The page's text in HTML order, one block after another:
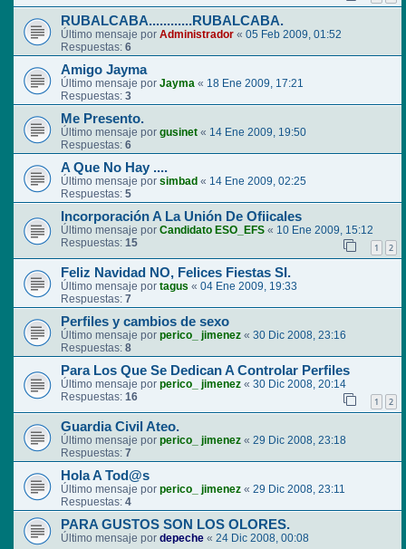
RUBALCABA............RUBALCABA.
Último mensaje por Administrador « 05 Feb 2009, 01:52
Respuestas: 6
Amigo Jayma
Último mensaje por Jayma « 18 Ene 2009, 17:21
Respuestas: 3
Me Presento.
Último mensaje por gusinet « 14 Ene 2009, 19:50
Respuestas: 6
A Que No Hay ....
Último mensaje por simbad « 14 Ene 2009, 02:25
Respuestas: 5
Incorporación A La Unión De Ofiicales
Último mensaje por Candidato ESO_EFS « 10 Ene 2009, 15:12
Respuestas: 15 1 2
Feliz Navidad NO, Felices Fiestas SI.
Último mensaje por tagus « 04 Ene 2009, 19:33
Respuestas: 7
Perfiles y cambios de sexo
Último mensaje por perico_ jimenez « 30 Dic 2008, 23:16
Respuestas: 8
Para Los Que Se Dedican A Controlar Perfiles
Último mensaje por perico_ jimenez « 30 Dic 2008, 20:14
Respuestas: 16 1 2
Guardia Civil Ateo.
Último mensaje por perico_ jimenez « 29 Dic 2008, 23:18
Respuestas: 7
Hola A Tod@s
Último mensaje por perico_ jimenez « 29 Dic 2008, 23:11
Respuestas: 4
PARA GUSTOS SON LOS OLORES.
Último mensaje por depeche « 24 Dic 2008, 00:08